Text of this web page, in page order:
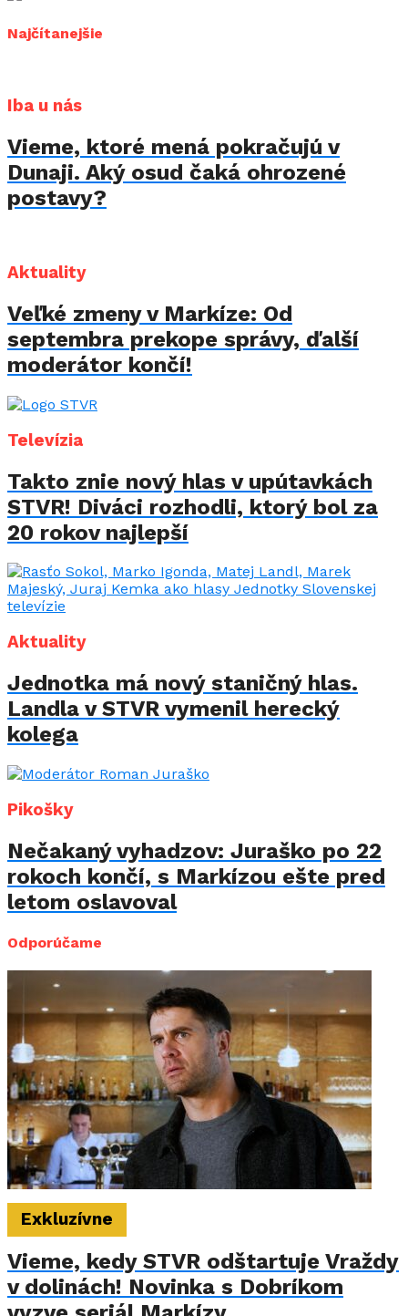
Najčítanejšie
Iba u nás
Vieme, ktoré mená pokračujú v
Dunaji. Aký osud čaká ohrozené
postavy?
Aktuality
Veľké zmeny v Markíze: Od
septembra prekope správy, ďalší
moderátor končí!
Televízia
Takto znie nový hlas v upútavkách
STVR! Diváci rozhodli, ktorý bol za
20 rokov najlepší
Aktuality
Jednotka má nový staničný hlas.
Landla v STVR vymenil herecký
kolega
Pikošky
Nečakaný vyhadzov: Juraško po 22
rokoch končí, s Markízou ešte pred
letom oslavoval
Odporúčame
Exkluzívne
Vieme, kedy STVR odštartuje Vraždy
v dolinách! Novinka s Dobríkom